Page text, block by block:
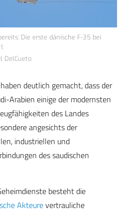
Die erste dänische F-35 bei
DelCueto
deutlich gemacht, dass der
Arabien einige der modernsten
des Landes
angesichts der
industriellen und
des saudischen
besteht die
Akteurevertrauliche